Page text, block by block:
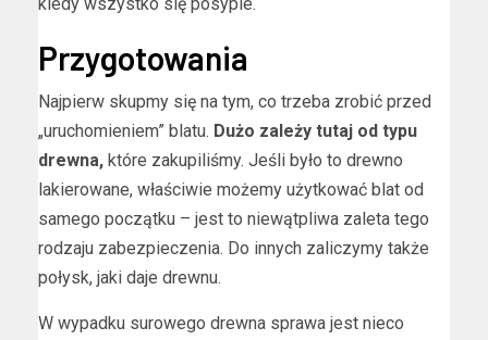
Przygotowania
Najpierw skupmy się na tym, co trzeba zrobić przed
„uruchomieniem” blatu. Dużo zależy tutaj od typu
drewna, które zakupiliśmy. Jeśli było to drewno
lakierowane, właściwie możemy użytkować blat od
samego początku – jest to niewątpliwa zaleta tego
rodzaju zabezpieczenia. Do innych zaliczymy także
połysk, jaki daje drewnu.
W wypadku surowego drewna sprawa jest nieco